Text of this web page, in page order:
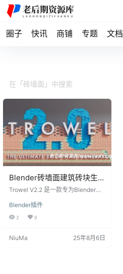
圈子 快讯 商铺 专题 文档
Blender砖墙面建筑砖块生成
器插件Trowel V2.2 – The
Generator
Trowel V2.2 是一款专为Blender设
极砖墙生成器。该插件内部拥有一
个先进的逻辑系统，由超过1500个
使用户能够轻松调整参数以满足需
Blender插件
2 0
NiuMa 25年8月6日